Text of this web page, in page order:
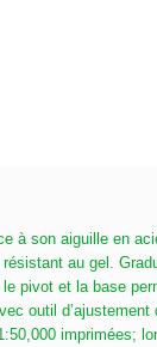
à son aiguille en
au gel.
pivot et la base
outil d’ajustement
imprimées;